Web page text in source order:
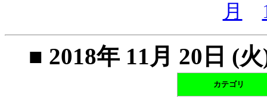
月
■ 2018年 11月 20日 (
カテゴリ